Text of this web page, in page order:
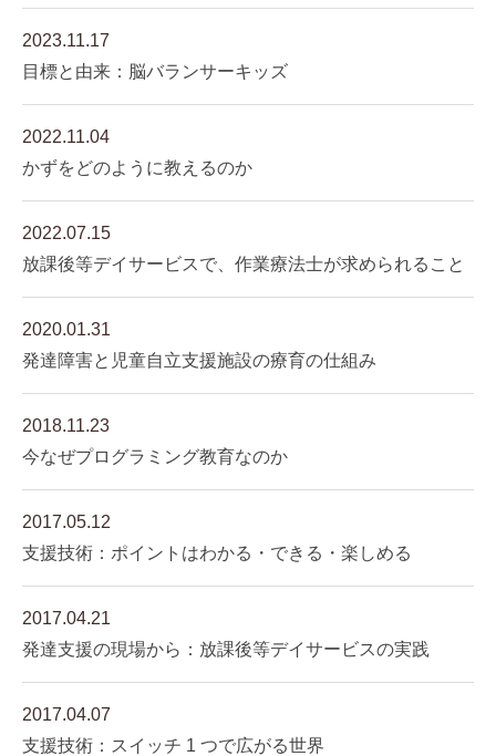
2023.11.17
目標と由来：脳バランサーキッズ
2022.11.04
かずをどのように教えるのか
2022.07.15
放課後等デイサービスで、作業療法士が求められること
2020.01.31
発達障害と児童自立支援施設の療育の仕組み
2018.11.23
今なぜプログラミング教育なのか
2017.05.12
支援技術：ポイントはわかる・できる・楽しめる
2017.04.21
発達支援の現場から：放課後等デイサービスの実践
2017.04.07
支援技術：スイッチ 1 つで広がる世界